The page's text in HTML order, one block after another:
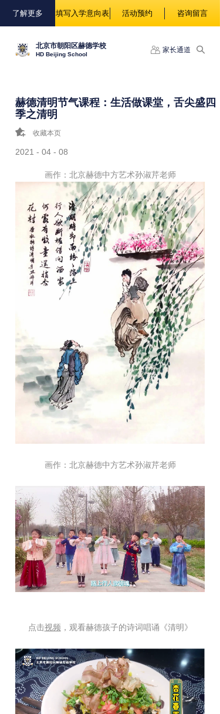
了解更多 填写入学意向表 活动预约 咨询留言
北京市朝阳区赫德学校
HD Beijing School
家长通道
赫德清明节气课程：生活做课堂，舌尖盛四
季之清明
收藏本页
2021 - 04 - 08
画作：北京赫德中方艺术孙淑芹老师
画作：北京赫德中方艺术孙淑芹老师
点击视频 ，观看赫德孩子的诗词唱诵《清明》